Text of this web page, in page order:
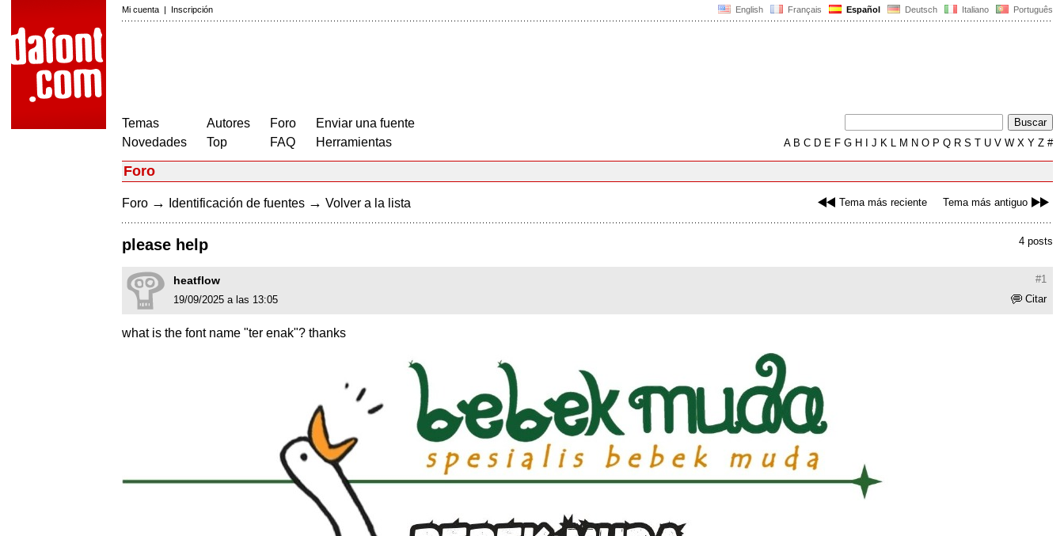
English Français Español Deutsch Italiano Português
Mi cuenta | Inscripción
Temas
Novedades
Autores
Top
Foro
FAQ
Enviar una fuente
Herramientas
AB C D E F G H J K L M N O P Q R S T U V W X Y Z #
Foro
Tema más reciente Tema más antiguo
Foro → Identificación de fuentes → Volver a la lista
4 posts
please help
#1
heatflow
Citar
19/09/2025 a las 13:05
what is the font name "ter enak"? thanks